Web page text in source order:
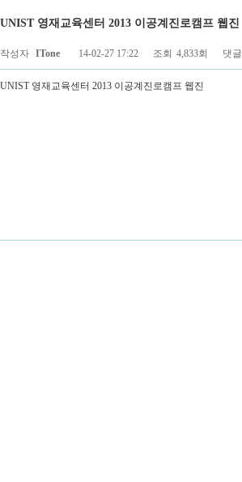
UNIST 영재교육센터 2013 이공계진로캠프 웹진
페이지 정보
작성자 ITone 14-02-27 17:22 조회 4,833회 댓글
UNIST 영재교육센터 2013 이공계진로캠프 웹진